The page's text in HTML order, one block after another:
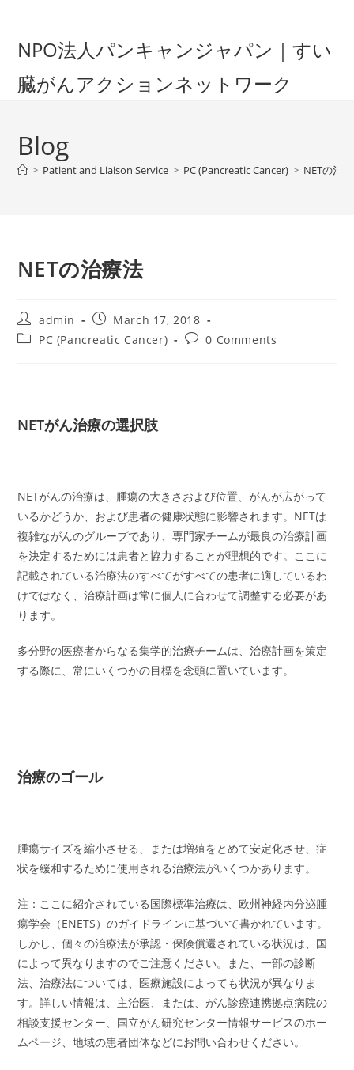
contentNPO法人パンキャンジャパン｜すい
臓がんアクションネットワーク
Blog
> Patient and Liaison Service > PC (Pancreatic Cancer) > NETの治
NETの治療法
Post
author:
admin
Post
published:
March 17, 2018
PostPC (Pancreatic Cancer)
Post0 Comments
NETがん治療の選択肢
NETがんの治療は、腫瘍の大きさおよび位置、がんが広がって
いるかどうか、および患者の健康状態に影響されます。NETは
複雑ながんのグループであり、専門家チームが最良の治療計画
を決定するためには患者と協力することが理想的です。ここに
記載されている治療法のすべてがすべての患者に適しているわ
けではなく、治療計画は常に個人に合わせて調整する必要があ
ります。
多分野の医療者からなる集学的治療チームは、治療計画を策定
する際に、常にいくつかの目標を念頭に置いています。
治療のゴール
腫瘍サイズを縮小させる、または増殖をとめて安定化させ、症
状を緩和するために使用される治療法がいくつかあります。
注：ここに紹介されている国際標準治療は、欧州神経内分泌腫
瘍学会（ENETS）のガイドラインに基づいて書かれています。
しかし、個々の治療法が承認・保険償還されている状況は、国
によって異なりますのでご注意ください。また、一部の診断
法、治療法については、医療施設によっても状況が異なりま
す。詳しい情報は、主治医、または、がん診療連携拠点病院の
相談支援センター、国立がん研究センター情報サービスのホー
ムページ、地域の患者団体などにお問い合わせください。